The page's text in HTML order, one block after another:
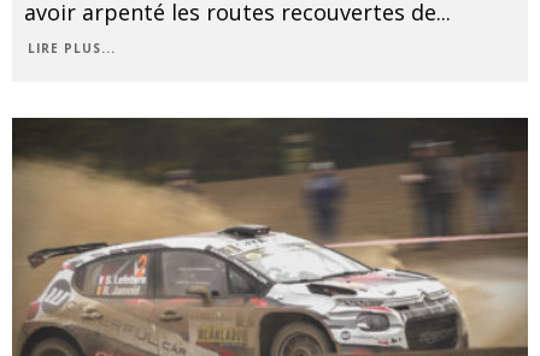
avoir arpenté les routes recouvertes de...
LIRE PLUS...